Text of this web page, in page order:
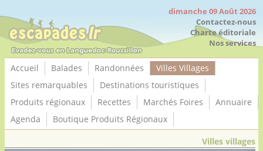
dimanche 09 Août 2026
Contactez-nous
Charte éditoriale
Nos services
Accueil Balades Randonnées
Villes Villages
Sites remarquables
Destinations touristiques
Produits régionaux
Recettes Marchés Foires
Annuaire
Agenda
Boutique Produits Régionaux
Villes villages